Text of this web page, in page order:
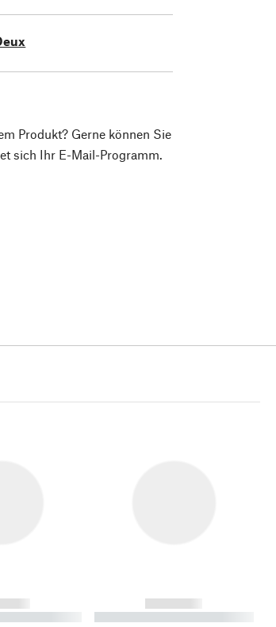
Produkt? Gerne können Sie
sich Ihr E-Mail-Programm.
----------
------------
----------- ----------- ----------